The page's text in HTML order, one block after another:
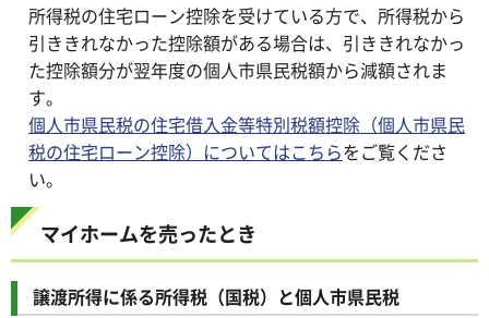
所得税の住宅ローン控除を受けている方で、所得税から
引ききれなかった控除額がある場合は、引ききれなかっ
た控除額分が翌年度の個人市県民税額から減額されま
す。
個人市県民税の住宅借入金等特別税額控除（個人市県民
税の住宅ローン控除）についてはこちらをご覧くださ
い。
マイホームを売ったとき
譲渡所得に係る所得税（国税）と個人市県民税